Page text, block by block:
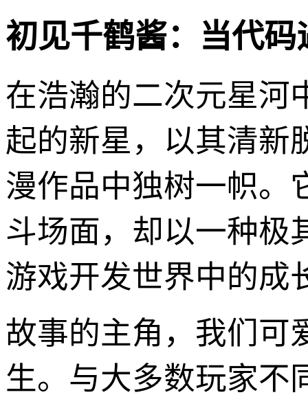
初见千鹤酱：当代码
在浩瀚的二次元星河
起的新星，以其清新
漫作品中独树一帜。
斗场面，却以一种极
游戏开发世界中的成
故事的主角，我们可
生。与大多数玩家不